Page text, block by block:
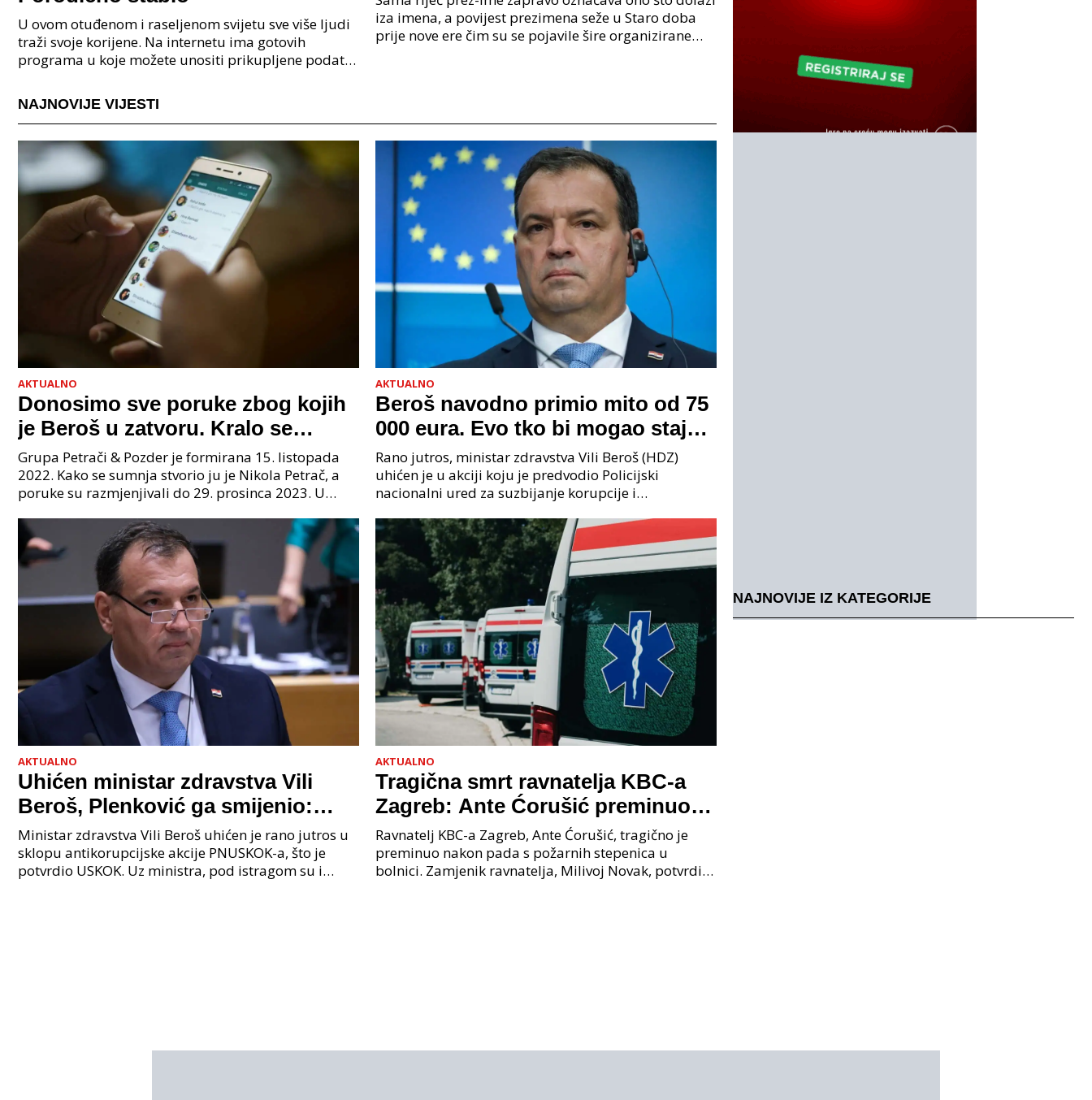
U ovom otuđenom i raseljenom svijetu sve više ljudi
traži svoje korijene. Na internetu ima gotovih
programa u koje možete unositi prikupljene podatke
iza imena, a povijest prezimena seže u Staro doba
prije nove ere čim su se pojavile šire organizirane
NAJNOVIJE VIJESTI
AKTUALNO
Donosimo sve poruke zbog kojih
je Beroš u zatvoru. Kralo se
godinama. Tko će iz vlade biti
sljedeći uhićen?
Grupa Petrači & Pozder je formirana 15. listopada
2022. Kako se sumnja stvorio ju je Nikola Petrač, a
poruke su razmjenjivali do 29. prosinca 2023. U
AKTUALNO
Beroš navodno primio mito od 75
000 eura. Evo tko bi mogao stajati
na čelu zločinačkog udruženja
Rano jutros, ministar zdravstva Vili Beroš (HDZ)
uhićen je u akciji koju je predvodio Policijski
nacionalni ured za suzbijanje korupcije i
priopćenju USKOK
AKTUALNO
Uhićen ministar zdravstva Vili
Beroš, Plenković ga smijenio:
Istraga USKOK-a zbog korupcije
Ministar zdravstva Vili Beroš uhićen je rano jutros u
sklopu antikorupcijske akcije PNUSKOK-a, što je
potvrdio USKOK. Uz ministra, pod istragom su i
AKTUALNO
Tragična smrt ravnatelja KBC-a
Zagreb: Ante Ćorušić preminuo
nakon pada u bolnici, policija na
mjestu događaja
Ravnatelj KBC-a Zagreb, Ante Ćorušić, tragično je
preminuo nakon pada s požarnih stepenica u
bolnici. Zamjenik ravnatelja, Milivoj Novak, potvrdio
NAJNOVIJE IZ KATEGORIJE